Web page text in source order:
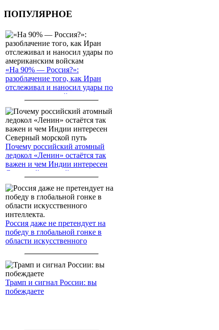
ПОПУЛЯРНОЕ
«На 90% — Россия?»:
разоблачение того, как Иран
отслеживал и наносил удары по
американским войскам
Почему российский атомный
ледокол «Ленин» остаётся так
важен и чем Индии интересен
Северный морской путь
Россия даже не претендует на
победу в глобальной гонке в
области искусственного
Трамп и сигнал России: вы
побеждаете